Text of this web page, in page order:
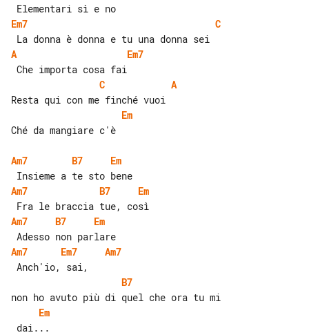
Em7
C
A
Em7
C
A
Em
Ché da mangiare c'è
Am7 B7
Em
Am7
B7
Em
Am7
B7
Em
Am7
Em7
Am7
B7
Em